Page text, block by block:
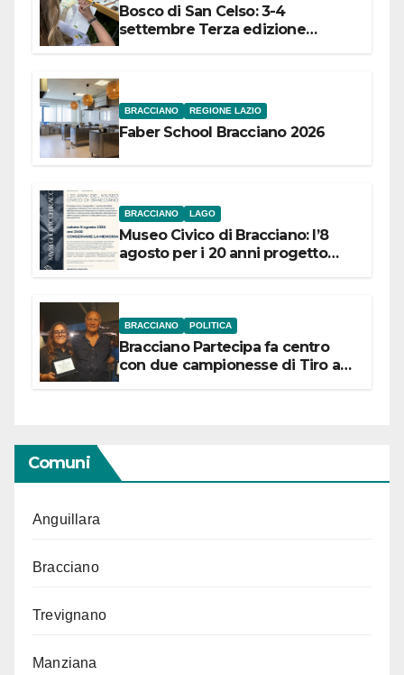
Bosco di San Celso: 3-4
settembre Terza edizione
BRACCIANO REGIONE LAZIO
Faber School Bracciano 2026
BRACCIANO LAGO
Museo Civico di Bracciano: l’8
agosto per i 20 anni progetto
BRACCIANO POLITICA
Bracciano Partecipa fa centro
con due campionesse di Tiro a
Comuni
Anguillara
Bracciano
Trevignano
Manziana